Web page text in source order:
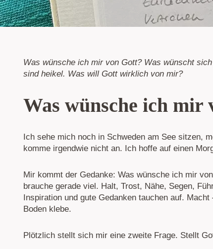
Was wünsche ich mir von Gott? Was wünscht
sind heikel. Was will Gott wirklich von mir?
Was wünsche ich mir
Ich sehe mich noch in Schweden am See sitzen,
komme irgendwie nicht an. Ich hoffe auf einen
Mir kommt der Gedanke: Was wünsche ich mir
brauche gerade viel. Halt, Trost, Nähe, Segen,
Inspiration und gute Gedanken tauchen auf.
Boden klebe.
Plötzlich stellt sich mir eine zweite Frage. Stellt